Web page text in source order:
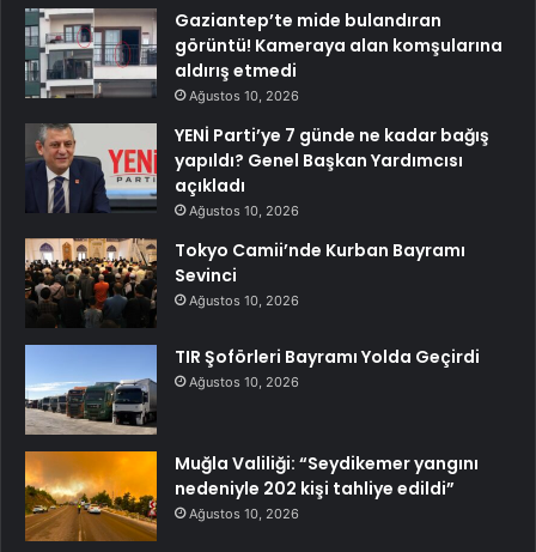
Gaziantep’te mide bulandıran
görüntü! Kameraya alan komşularına
aldırış etmedi
Ağustos 10, 2026
YENİ Parti’ye 7 günde ne kadar bağış
yapıldı? Genel Başkan Yardımcısı
açıkladı
Ağustos 10, 2026
Tokyo Camii’nde Kurban Bayramı
Sevinci
Ağustos 10, 2026
TIR Şoförleri Bayramı Yolda Geçirdi
Ağustos 10, 2026
Muğla Valiliği: “Seydikemer yangını
nedeniyle 202 kişi tahliye edildi”
Ağustos 10, 2026